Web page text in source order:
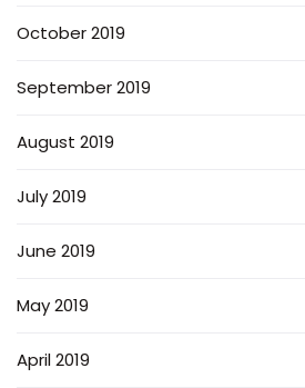
October 2019
September 2019
August 2019
July 2019
June 2019
May 2019
April 2019